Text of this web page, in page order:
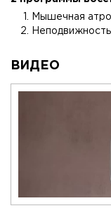
Мышечная
ВИДЕО